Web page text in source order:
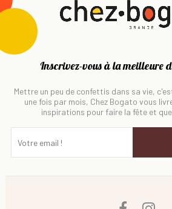
Inscrivez-vous à la meilleure
Mettre un peu de confettis dans sa vie,
une fois par mois, Chez Bogato vous
inspirations pour faire la fête et